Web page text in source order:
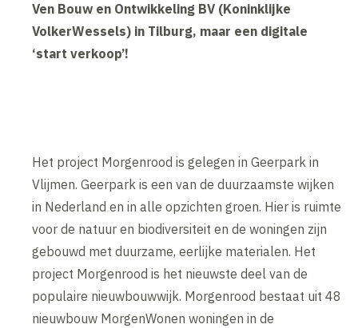
Ven Bouw en Ontwikkeling BV (Koninklijke
VolkerWessels) in Tilburg, maar een digitale
‘start verkoop’!
Het project Morgenrood is gelegen in Geerpark in
Vlijmen. Geerpark is een van de duurzaamste wijken
in Nederland en in alle opzichten groen. Hier is ruimte
voor de natuur en biodiversiteit en de woningen zijn
gebouwd met duurzame, eerlijke materialen. Het
project Morgenrood is het nieuwste deel van de
populaire nieuwbouwwijk. Morgenrood bestaat uit 48
nieuwbouw MorgenWonen woningen in de